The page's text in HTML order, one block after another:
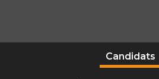
Candidats